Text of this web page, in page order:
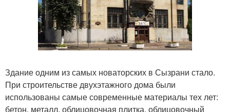
Здание одним из самых новаторских в Сызрани стало.
При строительстве двухэтажного дома были
использованы самые современные материалы тех лет:
бетон, металл, облицовочная плитка, облицовочный